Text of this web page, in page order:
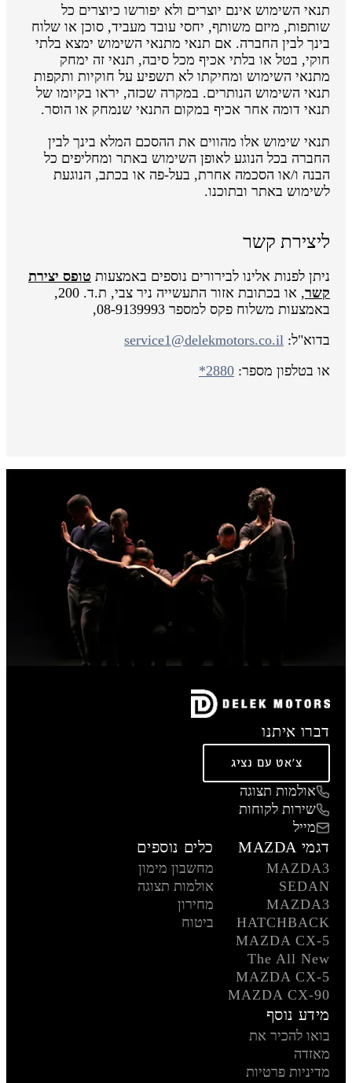
תנאי השימוש אינם יוצרים ולא יפורשו כיוצרים כל
שותפות, מיזם משותף, יחסי עובד מעביד, סוכן או שלוח
בינך לבין החברה. אם תנאי מתנאי השימוש ימצא בלתי
חוקי, בטל או בלתי אכיף מכל סיבה, תנאי זה ימחק
מתנאי השימוש ומחיקתו לא תשפיע על חוקיות ותקפות
תנאי השימוש הנותרים. במקרה שכזה, יראו בקיומו של
תנאי דומה אחר אכיף במקום התנאי שנמחק או הוסר.
תנאי שימוש אלו מהווים את ההסכם המלא בינך לבין
החברה בכל הנוגע לאופן השימוש באתר ומחליפים כל
הבנה ו/או הסכמה אחרת, בעל-פה או בכתב, הנוגעת
לשימוש באתר ובתוכנו.
ליצירת קשר
ניתן לפנות אלינו לבירורים נוספים באמצעות טופס יצירת
קשר
, או בכתובת אזור התעשייה ניר צבי, ת.ד. 200,
באמצעות משלוח פקס למספר 08-9139993,
בדוא"ל:service1@delekmotors.co.il
או בטלפון מספר: *2880
דברו איתנו
צ'אט עם נציג
אולמות תצוגה
שירות לקוחות
מייל
דגמי MAZDA
MAZDA3
SEDAN
MAZDA3
HATCHBACK
MAZDA CX-5
The All New
MAZDA CX-5
MAZDA CX-90
כלים נוספים
מחשבון מימון
אולמות תצוגה
מחירון
ביטוח
מידע נוסף
בואו להכיר את
מאזדה
מדיניות פרטיות